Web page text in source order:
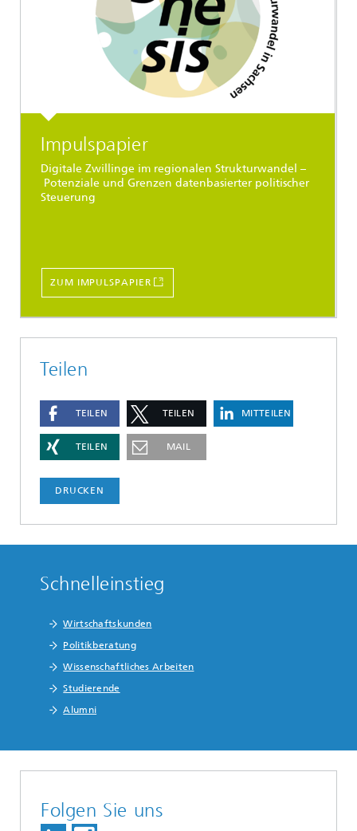
Impulspapier
Digitale Zwillinge im regionalen Strukturwandel –
Potenziale und Grenzen datenbasierter politischer
Steuerung
ZUM IMPULSPAPIER
Teilen
TEILEN TEILEN MITTEILEN
TEILEN MAIL
DRUCKEN
Schnelleinstieg
Wirtschaftskunden
Politikberatung
Wissenschaftliches Arbeiten
Studierende
Alumni
Folgen Sie uns